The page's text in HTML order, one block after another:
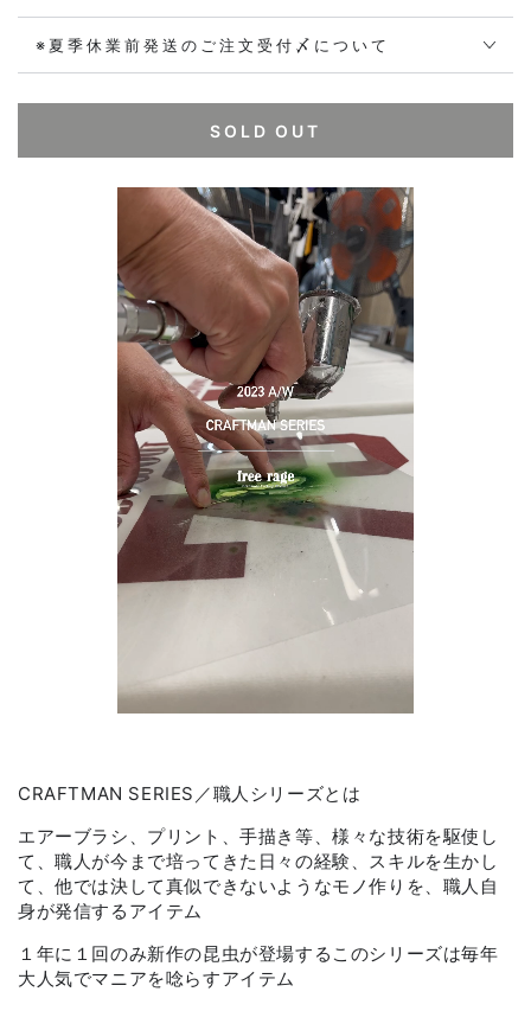
※夏季休業前発送のご注文受付〆について
SOLD OUT
CRAFTMAN SERIES／職人シリーズとは
エアーブラシ、プリント、手描き等、様々な技術を駆使し
て、職人が今まで培ってきた日々の経験、スキルを生かし
て、他では決して真似できないようなモノ作りを、職人自
身が発信するアイテム
１年に１回のみ新作の昆虫が登場するこのシリーズは毎年
大人気でマニアを唸らすアイテム